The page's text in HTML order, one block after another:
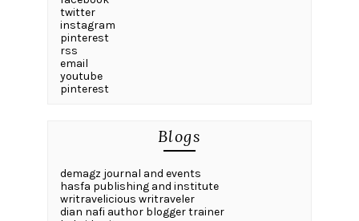
twitter
instagram
pinterest
rss
email
youtube
pinterest
Blogs
demagz journal and events
hasfa publishing and institute
writravelicious writraveler
dian nafi author blogger trainer